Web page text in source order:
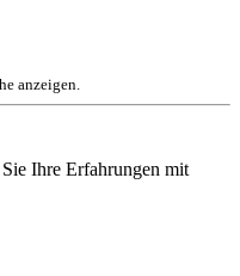
anzeigen.
Ihre Erfahrungen mit